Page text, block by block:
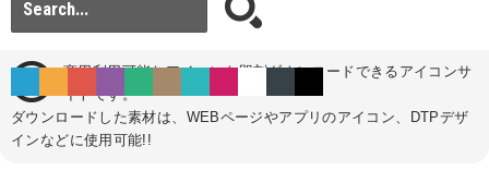
商用利用可能なアイコンを即刻ダウンロードできるアイコンサ
イトです。
ダウンロードした素材は、WEBページやアプリのアイコン、DTPデザ
インなどに使用可能!!